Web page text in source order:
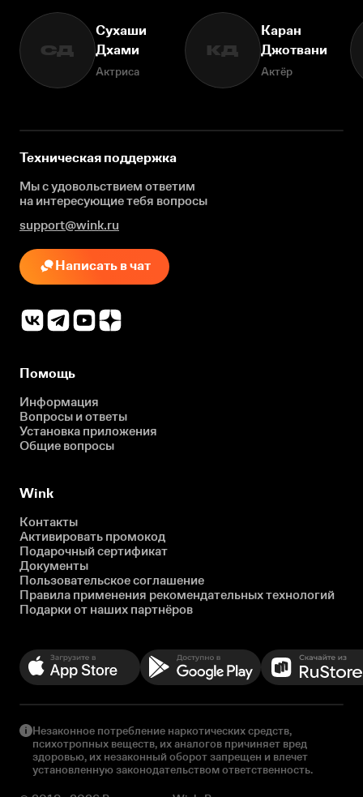
СД
Сухаши
Дхами
Актриса
КД
Каран
Джотвани
Актёр
Техническая поддержка
Мы с удовольствием ответим
на интересующиетебя вопросы
support@wink.ru
Написать в чат
Помощь
Информация
Вопросы и ответы
Установка приложения
Общие вопросы
Wink
Контакты
Активировать промокод
Подарочный сертификат
Документы
Пользовательское соглашение
Правила применения рекомендательных технологий
Подарки от наших партнёров
Незаконное потребление наркотических средств,
психотропных веществ, их аналогов причиняет вред
здоровью, их незаконный оборот запрещен и влечет
установленную законодательством ответственность.